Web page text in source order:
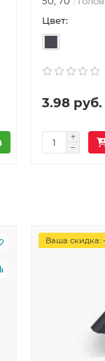
Цвет:
3.98 руб.
Ваша скидка: -